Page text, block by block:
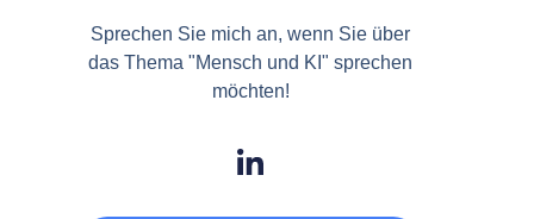
Sprechen Sie mich an, wenn Sie über
das Thema "Mensch und KI" sprechen
möchten!